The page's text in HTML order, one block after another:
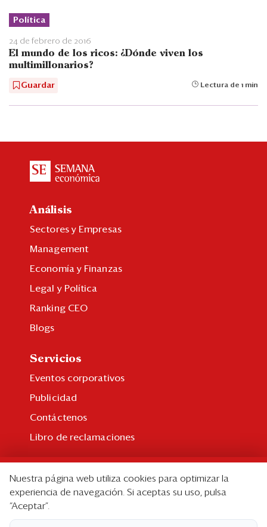
Política
24 de febrero de 2016
El mundo de los ricos: ¿Dónde viven los
multimillonarios?
Guardar Lectura de 1 min
Análisis
Sectores y Empresas
Management
Economía y Finanzas
Legal y Política
Ranking CEO
Blogs
Servicios
Eventos corporativos
Publicidad
Contáctenos
Libro de reclamaciones
Suscripción individual
Paquetes corporativos
Nuestra página web utiliza cookies para optimizar la
experiencia de navegación. Si aceptas su uso, pulsa
“Aceptar”.